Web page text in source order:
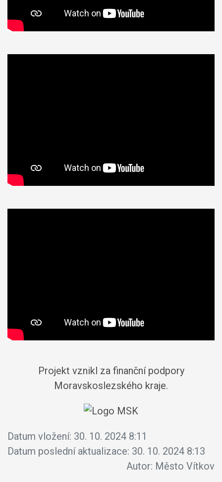
Projekt vznikl za finanční podpory
Moravskoslezského kraje.
Datum vložení: 30. 10. 2024 8:11
Datum poslední aktualizace: 30. 10. 2024 8:13
Autor: Město Vítkov